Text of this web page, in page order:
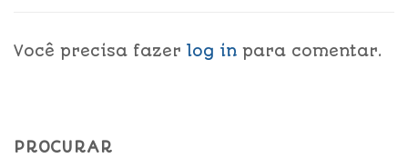
Você precisa fazer log in para comentar.
PROCURAR